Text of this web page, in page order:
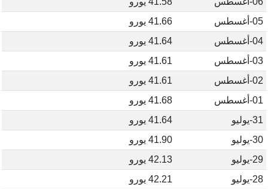
05-أغسطس
41.66 يورو
04-أغسطس
41.64 يورو
03-أغسطس
41.61 يورو
02-أغسطس
41.61 يورو
01-أغسطس
41.68 يورو
31-يوليو
41.64 يورو
30-يوليو
41.90 يورو
29-يوليو
42.13 يورو
28-يوليو
42.21 يورو